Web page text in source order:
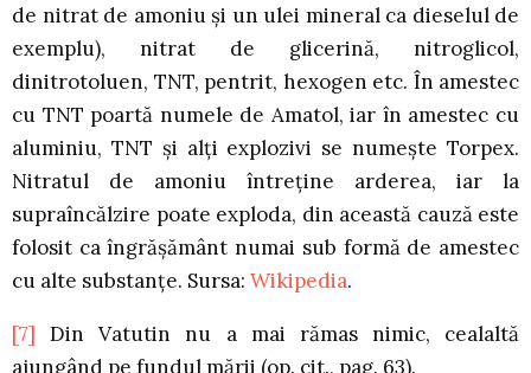
de nitrat de amoniu și un ulei mineral ca dieselul de
exemplu), nitrat de glicerină, nitroglicol,
dinitrotoluen, TNT, pentrit, hexogen etc. În amestec
cu TNT poartă numele de Amatol, iar în amestec cu
aluminiu, TNT și alți explozivi se numește Torpex.
Nitratul de amoniu întreține arderea, iar la
supraîncălzire poate exploda, din această cauză este
folosit ca îngrășământ numai sub formă de amestec
cu alte substanțe. Sursa: Wikipedia.
[7] Din Vatutin nu a mai rămas nimic, cealaltă
ajungând pe fundul mării (op. cit., pag. 63).